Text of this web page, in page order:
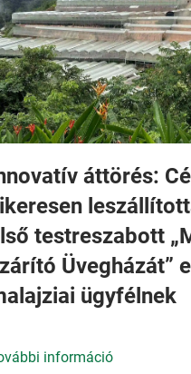
áttörés:
testreszabott
Üvegházát”
ügyfélnek
információ